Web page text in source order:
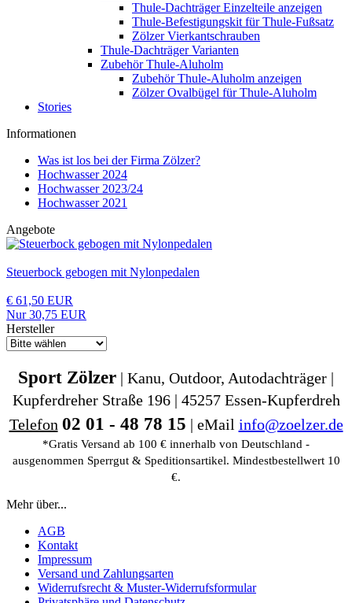
Thule-Dachträger Einzelteile anzeigen
Thule-Befestigungskit für Thule-Fußsatz
Zölzer Vierkantschrauben
Thule-Dachträger Varianten
Zubehör Thule-Aluholm
Zubehör Thule-Aluholm anzeigen
Zölzer Ovalbügel für Thule-Aluholm
Stories
Informationen
Was ist los bei der Firma Zölzer?
Hochwasser 2024
Hochwasser 2023/24
Hochwasser 2021
Angebote
Steuerbock gebogen mit Nylonpedalen
€ 61,50 EUR
Nur 30,75 EUR
Hersteller
Sport Zölzer | Kanu, Outdoor, Autodachträger |
Kupferdreher Straße 196 | 45257 Essen-Kupferdreh
Telefon 02 01 - 48 78 15 | eMail info@zoelzer.de
*Gratis Versand ab 100 € innerhalb von Deutschland -
ausgenommen Sperrgut & Speditionsartikel. Mindestbestellwert 10
€.
Mehr über...
AGB
Kontakt
Impressum
Versand und Zahlungsarten
Widerrufsrecht & Muster-Widerrufsformular